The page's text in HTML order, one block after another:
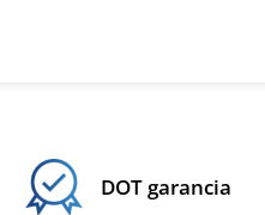
DOT garancia